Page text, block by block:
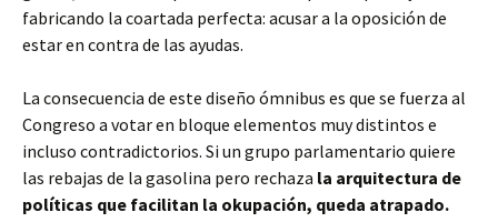
fabricando la coartada perfecta: acusar a la oposición de
estar en contra de las ayudas.
La consecuencia de este diseño ómnibus es que se fuerza al
Congreso a votar en bloque elementos muy distintos e
incluso contradictorios. Si un grupo parlamentario quiere
las rebajas de la gasolina pero rechaza la arquitectura de
políticas que facilitan la okupación, queda atrapado.